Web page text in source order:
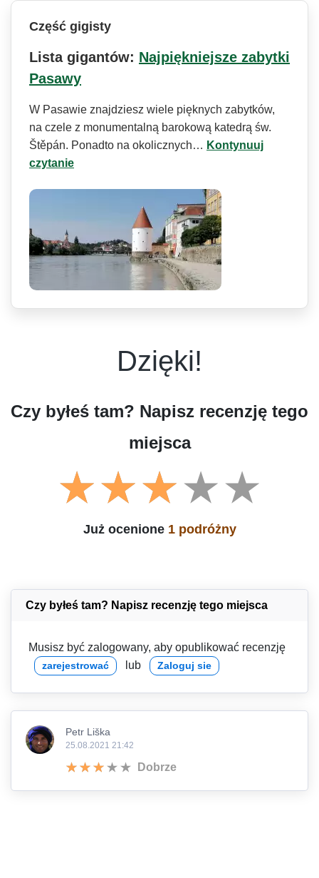
Część gigisty
Lista gigantów: Najpiękniejsze zabytki
Pasawy
W Pasawie znajdziesz wiele pięknych zabytków,
na czele z monumentalną barokową katedrą św.
Štěpán. Ponadto na okolicznych… Kontynuuj
czytanie
Dzięki!
Czy byłeś tam? Napisz recenzję tego
miejsca
Już ocenione 1 podróżny
Czy byłeś tam? Napisz recenzję tego miejsca
Musisz być zalogowany, aby opublikować recenzję
zarejestrować lub Zaloguj sie
Petr Liška
25.08.2021 21:42
Dobrze